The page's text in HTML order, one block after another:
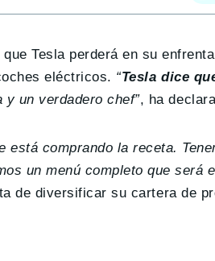
Tesla perderá en su
eléctricos. “Tesla dice
y un verdadero chef”, ha
está comprando la receta.
un menú completo que será
de diversificar su cartera de